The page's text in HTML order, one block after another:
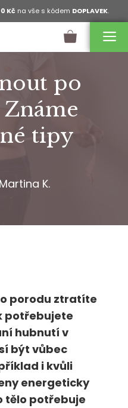
Kč na vše s kódem DOPLAVEK.
po
tipy
Martina K.
porodu ztratíte
potřebujete
hubnutí v
být vůbec
i kvůli
energeticky
tělo potřebuje